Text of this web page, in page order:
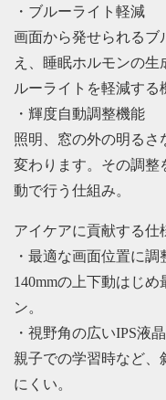
・ブルーライト軽減
画面から発せられるブ
え、睡眠ホルモンの
ルーライトを軽減する
・輝度自動調整機能
照明、窓の外の明るさ
変わります。その調整
動で行う仕組み。
アイケアに貢献する仕
・最適な画面位置に
140mmの上下動はじ
ン。
・視野角の広いIPS液
親子での学習時など、
にくい。